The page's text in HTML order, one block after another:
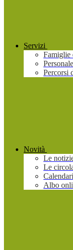
Servizi
Famiglie
Percorsi
Novità
Le
Le
Albo